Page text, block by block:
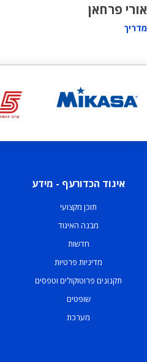
אורי פרחאן
מדריך
איגוד הכדורעף - מידע
תוכן מקצועי
מבנה האיגוד
חדשות
מדיניות פרטיות
תקנונים פרוטוקולים וטפסים
שופטים
מערכת